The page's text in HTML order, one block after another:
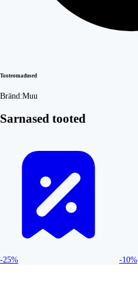
Tooteomadused
Bränd:Muu
Sarnased tooted
-25% -10%